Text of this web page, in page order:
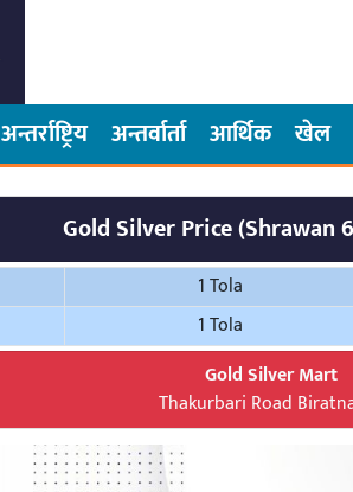
अन्तर्राष्ट्रिय अन्तर्वार्ता आर्थिक खेल
Gold Silver Price (Shrawan
1 Tola
1 Tola
Gold Silver Mart
Thakurbari Road